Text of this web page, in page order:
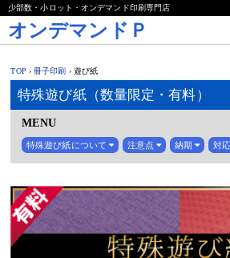
少部数・小ロット・オンデマンド印刷専門店
オンデマンドＰ
TOP ›冊子印刷 › 遊び紙
特殊遊び紙（数量限定・有料）
MENU
特殊遊び紙について 注意点 納期 対